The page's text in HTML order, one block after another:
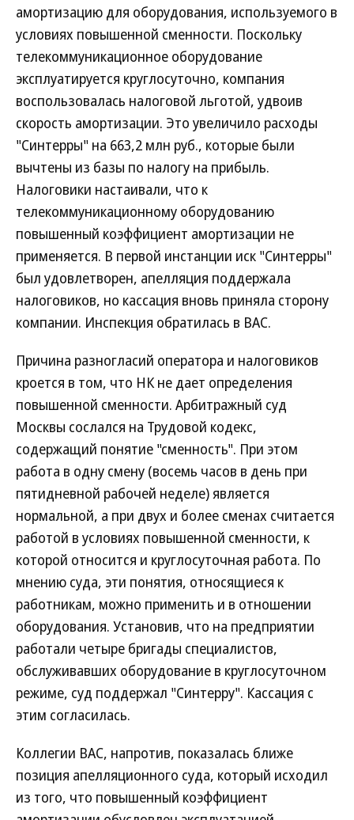
амортизацию для оборудования, используемого в
условиях повышенной сменности. Поскольку
телекоммуникационное оборудование
эксплуатируется круглосуточно, компания
воспользовалась налоговой льготой, удвоив
скорость амортизации. Это увеличило расходы
"Синтерры" на 663,2 млн руб., которые были
вычтены из базы по налогу на прибыль.
Налоговики настаивали, что к
телекоммуникационному оборудованию
повышенный коэффициент амортизации не
применяется. В первой инстанции иск "Синтерры"
был удовлетворен, апелляция поддержала
налоговиков, но кассация вновь приняла сторону
компании. Инспекция обратилась в ВАС.
Причина разногласий оператора и налоговиков
кроется в том, что НК не дает определения
повышенной сменности. Арбитражный суд
Москвы сослался на Трудовой кодекс,
содержащий понятие "сменность". При этом
работа в одну смену (восемь часов в день при
пятидневной рабочей неделе) является
нормальной, а при двух и более сменах считается
работой в условиях повышенной сменности, к
которой относится и круглосуточная работа. По
мнению суда, эти понятия, относящиеся к
работникам, можно применить и в отношении
оборудования. Установив, что на предприятии
работали четыре бригады специалистов,
обслуживавших оборудование в круглосуточном
режиме, суд поддержал "Синтерру". Кассация с
этим согласилась.
Коллегии ВАС, напротив, показалась ближе
позиция апелляционного суда, который исходил
из того, что повышенный коэффициент